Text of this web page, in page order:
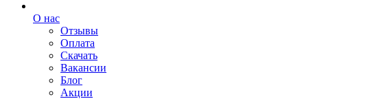
О нас
Отзывы
Оплата
Скачать
Вакансии
Блог
Акции